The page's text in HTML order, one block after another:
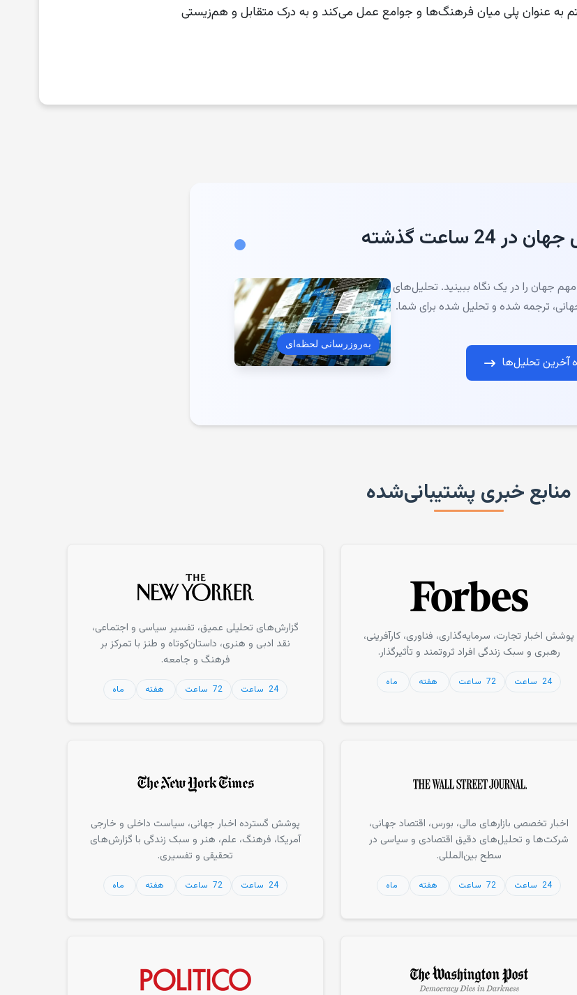
به عنوان پلی میان فرهنگ‌ها و جوامع عمل می‌کند و به درک متقابل و هم‌زیستی
ساعت گذشته
جهان را در یک نگاه ببینید. تحلیل‌های
ترجمه شده و تحلیل شده برای شما.
تحلیل‌ها
به‌روزرسانی لحظه‌ای
منابع خبری پشتیبانی‌شده
پوشش اخبار تجارت، سرمایه‌گذاری، فناوری، کارآفرینی،
رهبری و سبک زندگی افراد ثروتمند و تأثیرگذار.
24 ساعت 72 ساعت هفته ماه
گزارش‌‌های تحلیلی عمیق، تفسیر سیاسی و اجتماعی،
نقد ادبی و هنری، داستان‌کوتاه و طنز با تمرکز بر
فرهنگ و جامعه.
24 ساعت 72 ساعت هفته ماه
اخبار تخصصی بازارهای مالی، بورس، اقتصاد جهانی،
شرکت‌ها و تحلیل‌های دقیق اقتصادی و سیاسی در
سطح بین‌المللی.
24 ساعت 72 ساعت هفته ماه
پوشش گسترده اخبار جهانی، سیاست داخلی و خارجی
آمریکا، فرهنگ، علم، هنر و سبک زندگی با گزارش‌های
تحقیقی و تفسیری.
24 ساعت 72 ساعت هفته ماه